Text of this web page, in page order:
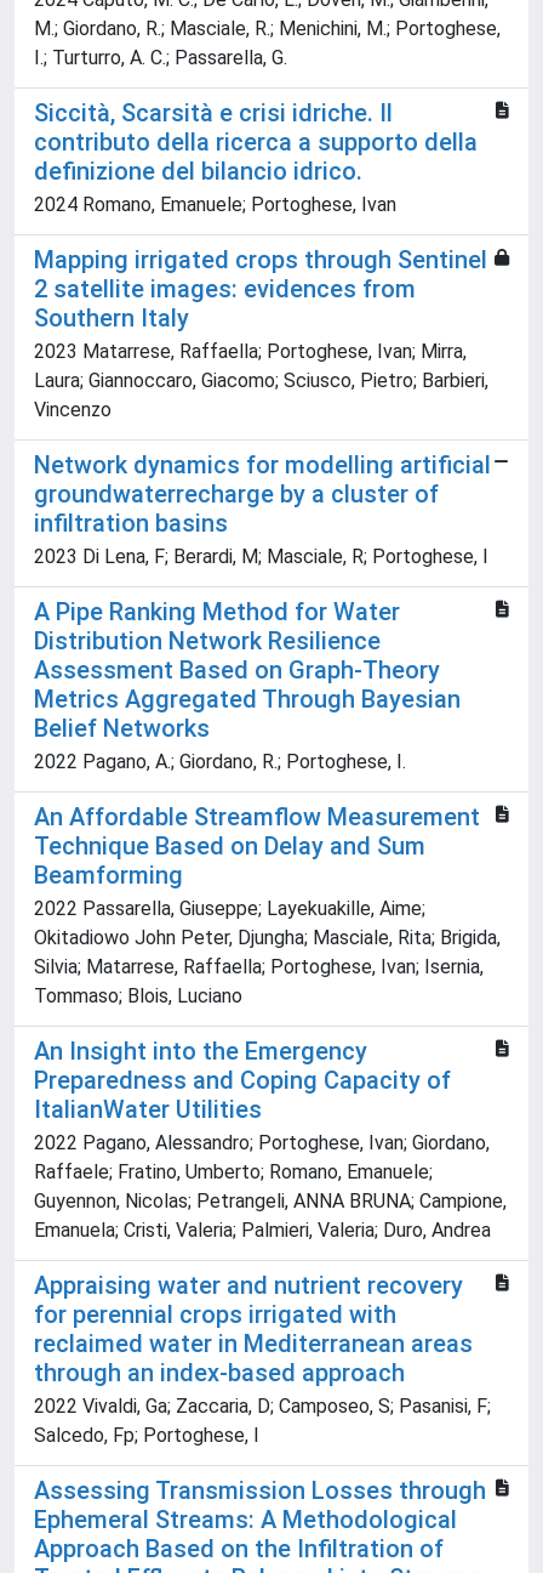
M.; Giordano, R.; Masciale, R.; Menichini, M.; Portoghese,
I.; Turturro, A. C.; Passarella, G.
Siccità, Scarsità e crisi idriche. Il
contributo della ricerca a supporto della
definizione del bilancio idrico.
2024 Romano, Emanuele; Portoghese, Ivan
Mapping irrigated crops through Sentinel
2 satellite images: evidences from
Southern Italy
2023 Matarrese, Raffaella; Portoghese, Ivan; Mirra,
Laura; Giannoccaro, Giacomo; Sciusco, Pietro; Barbieri,
Vincenzo
Network dynamics for modelling artificial
groundwaterrecharge by a cluster of
infiltration basins
2023 Di Lena, F; Berardi, M; Masciale, R; Portoghese, I
A Pipe Ranking Method for Water
Distribution Network Resilience
Assessment Based on Graph-Theory
Metrics Aggregated Through Bayesian
Belief Networks
2022 Pagano, A.; Giordano, R.; Portoghese, I.
An Affordable Streamflow Measurement
Technique Based on Delay and Sum
Beamforming
2022 Passarella, Giuseppe; Layekuakille, Aime;
Okitadiowo John Peter, Djungha; Masciale, Rita; Brigida,
Silvia; Matarrese, Raffaella; Portoghese, Ivan; Isernia,
Tommaso; Blois, Luciano
An Insight into the Emergency
Preparedness and Coping Capacity of
ItalianWater Utilities
2022 Pagano, Alessandro; Portoghese, Ivan; Giordano,
Raffaele; Fratino, Umberto; Romano, Emanuele;
Guyennon, Nicolas; Petrangeli, ANNA BRUNA; Campione,
Emanuela; Cristi, Valeria; Palmieri, Valeria; Duro, Andrea
Appraising water and nutrient recovery
for perennial crops irrigated with
reclaimed water in Mediterranean areas
through an index-based approach
2022 Vivaldi, Ga; Zaccaria, D; Camposeo, S; Pasanisi, F;
Salcedo, Fp; Portoghese, I
Assessing Transmission Losses through
Ephemeral Streams: A Methodological
Approach Based on the Infiltration of